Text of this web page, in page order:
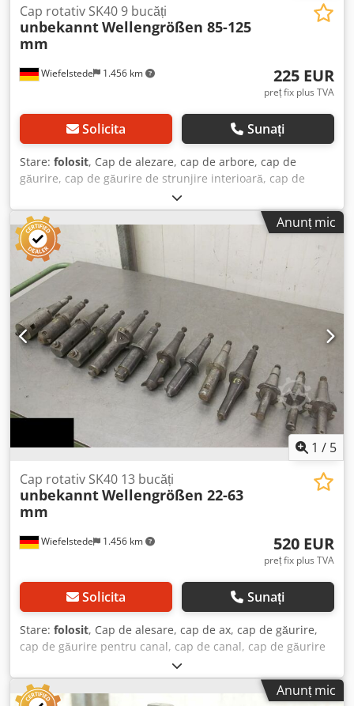
Wiefelstede 1.456 km
Cap rotativ SK40 9 bucăți
unbekanntWellengrößen 85-125
mm
225 EUR
preț fix plus TVA
Solicita Sunați
Stare: folosit, Cap de alezare, cap de arbore, cap de
găurire, cap de găurire de strunjire interioară, cap de
strunjire interioară, cap de găurire cu arbore, cap de
alezare, unealtă de arbore - Cantitate: 9 unelte de arbore
Dcedpfsc Il Ezjx Af Aok - Prindere: SK40 - Dimensiuni
diferite ale arborelui: 85-125 mm - Preț: pentru întregul set
- Greutate: 17 kg
Anunț mic
1 / 5
Wiefelstede 1.456 km
Cap rotativ SK40 13 bucăți
unbekanntWellengrößen 22-63
mm
520 EUR
preț fix plus TVA
Solicita Sunați
Stare: folosit, Cap de alesare, cap de ax, cap de găurire,
cap de găurire pentru canal, cap de canal, cap de găurire
cu ax, cap de supra-alezat, unealtă pentru ax - Număr: 13
unelte pentru ax - Prindere: SK40 - Dimensiuni variate ale
axului: 22-63 mm - Preț: pentru set complet - Greutate:
Anunț mic